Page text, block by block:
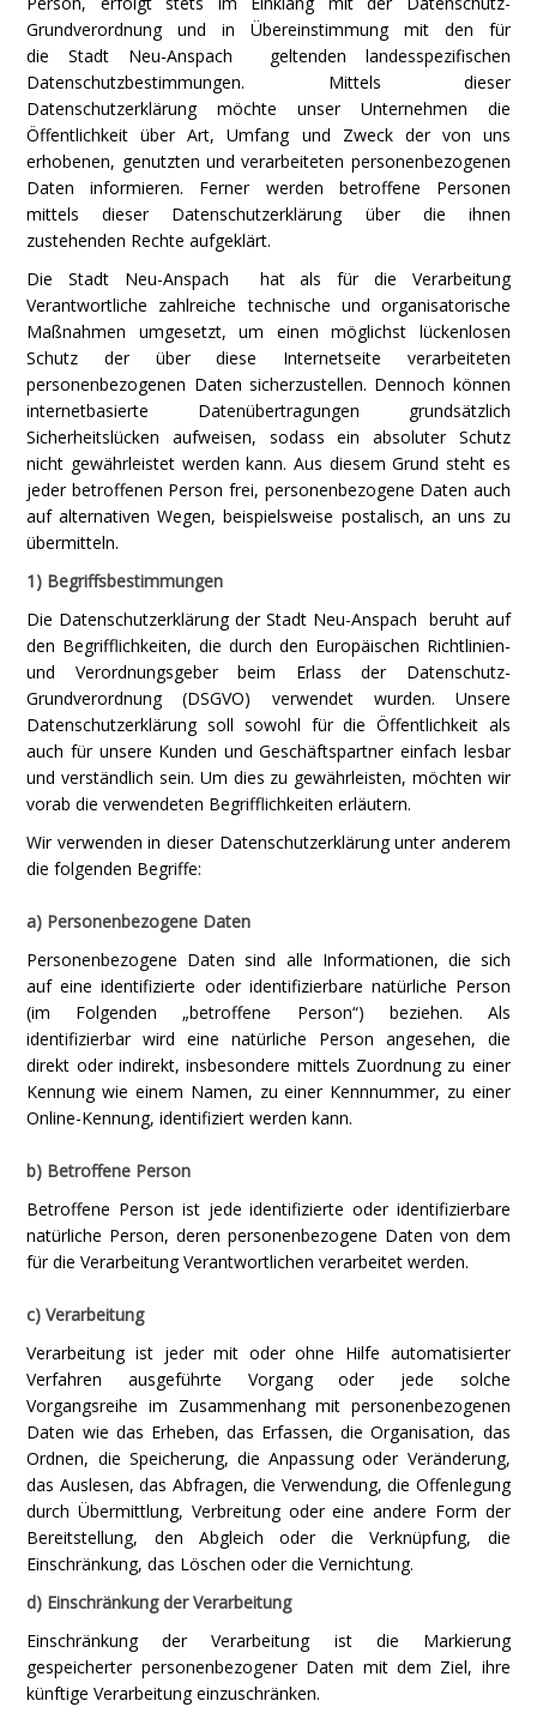
Grundverordnung und in Übereinstimmung mit den für
die Stadt Neu-Anspach geltenden landesspezifischen
Datenschutzbestimmungen. Mittels dieser
Datenschutzerklärung möchte unser Unternehmen die
Öffentlichkeit über Art, Umfang und Zweck der von uns
erhobenen, genutzten und verarbeiteten personenbezogenen
Daten informieren. Ferner werden betroffene Personen
mittels dieser Datenschutzerklärung über die ihnen
zustehenden Rechte aufgeklärt.
Die Stadt Neu-Anspach hat als für die Verarbeitung
Verantwortliche zahlreiche technische und organisatorische
Maßnahmen umgesetzt, um einen möglichst lückenlosen
Schutz der über diese Internetseite verarbeiteten
personenbezogenen Daten sicherzustellen. Dennoch können
internetbasierte Datenübertragungen grundsätzlich
Sicherheitslücken aufweisen, sodass ein absoluter Schutz
nicht gewährleistet werden kann. Aus diesem Grund steht es
jeder betroffenen Person frei, personenbezogene Daten auch
auf alternativen Wegen, beispielsweise postalisch, an uns zu
übermitteln.
1) Begriffsbestimmungen
Die Datenschutzerklärung der Stadt Neu-Anspach beruht auf
den Begrifflichkeiten, die durch den Europäischen Richtlinien-
und Verordnungsgeber beim Erlass der Datenschutz-
Grundverordnung (DSGVO) verwendet wurden. Unsere
Datenschutzerklärung soll sowohl für die Öffentlichkeit als
auch für unsere Kunden und Geschäftspartner einfach lesbar
und verständlich sein. Um dies zu gewährleisten, möchten wir
vorab die verwendeten Begrifflichkeiten erläutern.
Wir verwenden in dieser Datenschutzerklärung unter anderem
die folgenden Begriffe:
a) Personenbezogene Daten
Personenbezogene Daten sind alle Informationen, die sich
auf eine identifizierte oder identifizierbare natürliche Person
(im Folgenden „betroffene Person“) beziehen. Als
identifizierbar wird eine natürliche Person angesehen, die
direkt oder indirekt, insbesondere mittels Zuordnung zu einer
Kennung wie einem Namen, zu einer Kennnummer, zu einer
Online-Kennung, identifiziert werden kann.
b) Betroffene Person
Betroffene Person ist jede identifizierte oder identifizierbare
natürliche Person, deren personenbezogene Daten von dem
für die Verarbeitung Verantwortlichen verarbeitet werden.
c) Verarbeitung
Verarbeitung ist jeder mit oder ohne Hilfe automatisierter
Verfahren ausgeführte Vorgang oder jede solche
Vorgangsreihe im Zusammenhang mit personenbezogenen
Daten wie das Erheben, das Erfassen, die Organisation, das
Ordnen, die Speicherung, die Anpassung oder Veränderung,
das Auslesen, das Abfragen, die Verwendung, die Offenlegung
durch Übermittlung, Verbreitung oder eine andere Form der
Bereitstellung, den Abgleich oder die Verknüpfung, die
Einschränkung, das Löschen oder die Vernichtung.
d) Einschränkung der Verarbeitung
Einschränkung der Verarbeitung ist die Markierung
gespeicherter personenbezogener Daten mit dem Ziel, ihre
künftige Verarbeitung einzuschränken.